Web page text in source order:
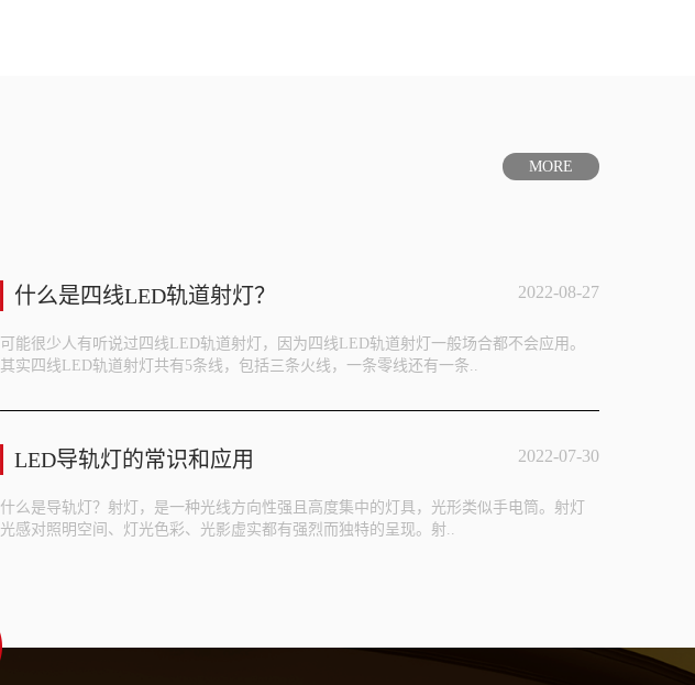
MORE
什么是四线LED轨道射灯？ 2022-08-27
可能很少人有听说过四线LED轨道射灯，因为四线LED轨道射灯一般场合都不会应用。
其实四线LED轨道射灯共有5条线，包括三条火线，一条零线还有一条..
LED导轨灯的常识和应用 2022-07-30
什么是导轨灯？射灯，是一种光线方向性强且高度集中的灯具，光形类似手电筒。射灯
光感对照明空间、灯光色彩、光影虚实都有强烈而独特的呈现。射..